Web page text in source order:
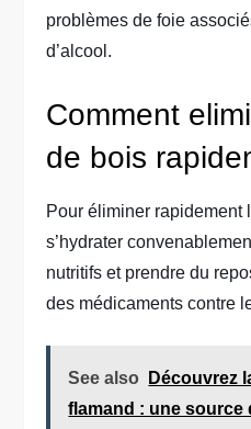
problèmes de foie
d’alcool.
Comment
de bois
Pour éliminer rapidement
s’hydrater
nutritifs et prendre du
des médicaments contre
See also
Découvrez
flamand : une source